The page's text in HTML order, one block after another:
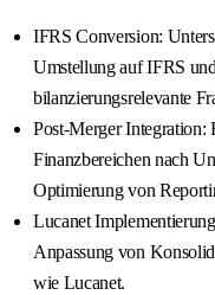
IFRS Conversion:
Umstellung auf IFRS
bilanzierungsrelevante
Post-Merger Integration:
Finanzbereichen nach
Optimierung von
Lucanet
Anpassung von
wie Lucanet.